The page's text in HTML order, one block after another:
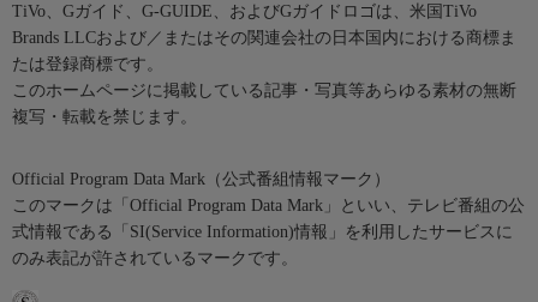
TiVo、Gガイド、G-GUIDE、およびGガイドロゴは、米国TiVo
Brands LLCおよび／またはその関連会社の日本国内における商標ま
たは登録商標です。
このホームページに掲載している記事・写真等あらゆる素材の無断
複写・転載を禁じます。
Official Program Data Mark（公式番組情報マーク）
このマークは「Official Program Data Mark」といい、テレビ番組の公
式情報である「SI(Service Information)情報」を利用したサービスに
のみ表記が許されているマークです。